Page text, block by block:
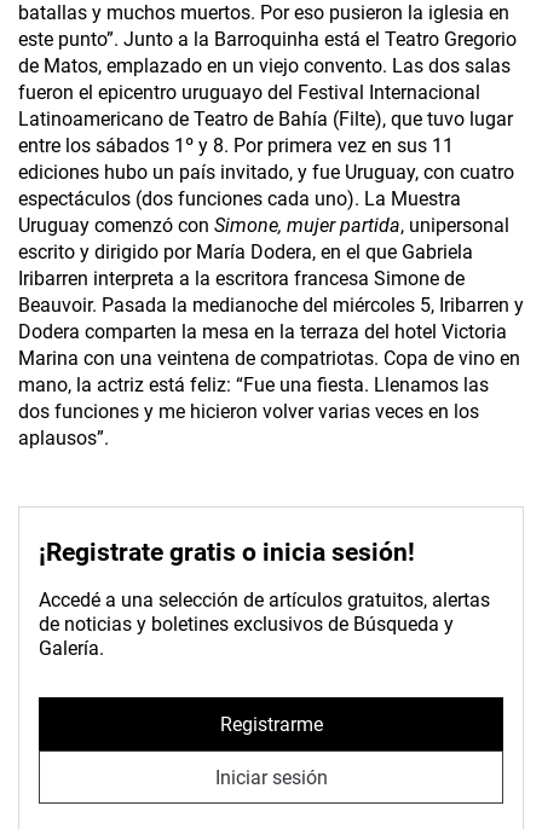
batallas y muchos muertos. Por eso pusieron la iglesia en
este punto”. Junto a la Barroquinha está el Teatro Gregorio
de Matos, emplazado en un viejo convento. Las dos salas
fueron el epicentro uruguayo del Festival Internacional
Latinoamericano de Teatro de Bahía (Filte), que tuvo lugar
entre los sábados 1º y 8. Por primera vez en sus 11
ediciones hubo un país invitado, y fue Uruguay, con cuatro
espectáculos (dos funciones cada uno). La Muestra
Uruguay comenzó con Simone, mujer partida, unipersonal
escrito y dirigido por María Dodera, en el que Gabriela
Iribarren interpreta a la escritora francesa Simone de
Beauvoir. Pasada la medianoche del miércoles 5, Iribarren y
Dodera comparten la mesa en la terraza del hotel Victoria
Marina con una veintena de compatriotas. Copa de vino en
mano, la actriz está feliz: “Fue una fiesta. Llenamos las
dos funciones y me hicieron volver varias veces en los
aplausos”.
¡Registrate gratis o inicia sesión!
Accedé a una selección de artículos gratuitos, alertas
de noticias y boletines exclusivos de Búsqueda y
Galería.
Registrarme
Iniciar sesión